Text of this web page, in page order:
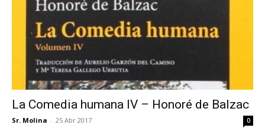
La Comedia humana IV – Honoré de Balzac
Sr. Molina - 25 Abr 2017 0